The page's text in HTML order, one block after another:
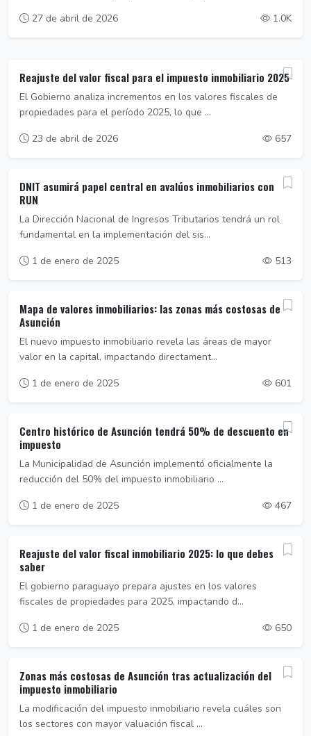
27 de abril de 2026
1.0K
Reajuste del valor fiscal para el impuesto inmobiliario 2025
El Gobierno analiza incrementos en los valores fiscales de
propiedades para el período 2025, lo que ...
23 de abril de 2026
657
DNIT asumirá papel central en avalúos inmobiliarios con
RUN
La Dirección Nacional de Ingresos Tributarios tendrá un rol
fundamental en la implementación del sis...
1 de enero de 2025
513
Mapa de valores inmobiliarios: las zonas más costosas de
Asunción
El nuevo impuesto inmobiliario revela las áreas de mayor
valor en la capital, impactando directament...
1 de enero de 2025
601
Centro histórico de Asunción tendrá 50% de descuento en
impuesto
La Municipalidad de Asunción implementó oficialmente la
reducción del 50% del impuesto inmobiliario ...
1 de enero de 2025
467
Reajuste del valor fiscal inmobiliario 2025: lo que debes
saber
El gobierno paraguayo prepara ajustes en los valores
fiscales de propiedades para 2025, impactando d...
1 de enero de 2025
650
Zonas más costosas de Asunción tras actualización del
impuesto inmobiliario
La modificación del impuesto inmobiliario revela cuáles son
los sectores con mayor valuación fiscal ...